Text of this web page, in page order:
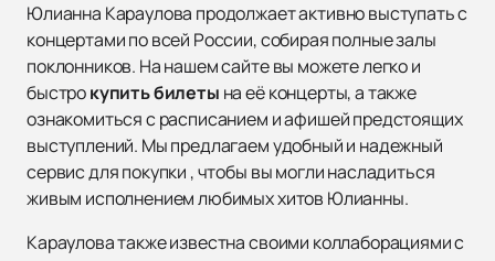
Юлианна Караулова продолжает активно выступать с
концертами по всей России, собирая полные залы
поклонников. На нашем сайте вы можете легко и
быстрокупить билеты на её концерты, а также
ознакомиться с расписанием и афишей предстоящих
выступлений. Мы предлагаем удобный и надежный
сервис для покупки , чтобы вы могли насладиться
живым исполнением любимых хитов Юлианны.
Караулова также известна своими коллаборациями с